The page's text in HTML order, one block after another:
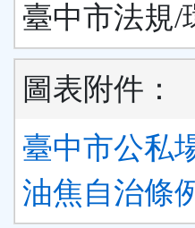
臺中市法規/
圖表附件：
臺中市公私
油焦自治條